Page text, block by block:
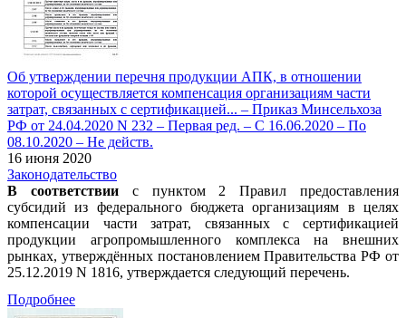
Об утверждении перечня продукции АПК, в отношении
которой осуществляется компенсация организациям части
затрат, связанных с сертификацией... – Приказ Минсельхоза
РФ от 24.04.2020 N 232 – Первая ред. – С 16.06.2020 – По
08.10.2020 – Не действ.
16 июня 2020
Законодательство
В соответствиис пунктом 2 Правил предоставления
субсидий из федерального бюджета организациям в целях
компенсации части затрат, связанных с сертификацией
продукции агропромышленного комплекса на внешних
рынках, утверждённых постановлением Правительства РФ от
25.12.2019 N 1816, утверждается следующий перечень.
Подробнее